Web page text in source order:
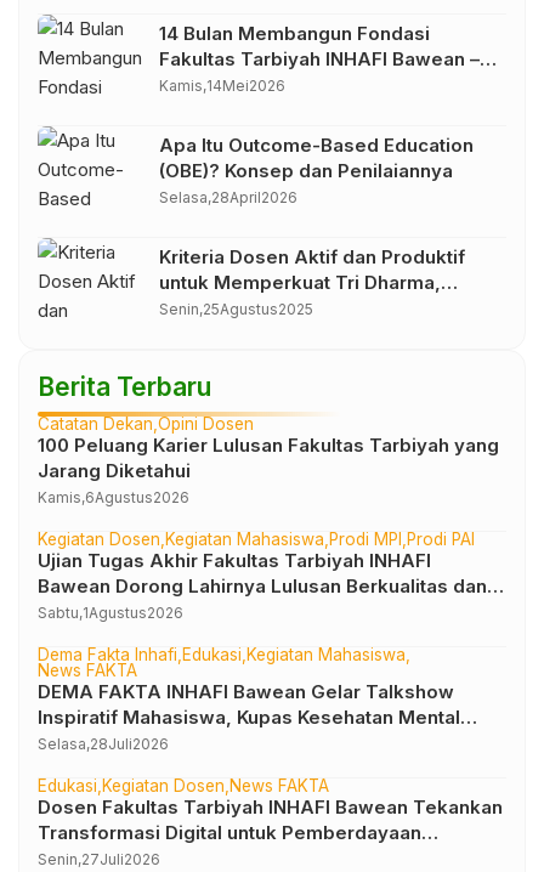
14 Bulan Membangun Fondasi
Fakultas Tarbiyah INHAFI Bawean –
Catatan Dekan
Kamis,14Mei2026
Apa Itu Outcome-Based Education
(OBE)? Konsep dan Penilaiannya
Selasa,28April2026
Kriteria Dosen Aktif dan Produktif
untuk Memperkuat Tri Dharma,
Meningkatkan Reputasi, dan
Senin,25Agustus2025
Berita Terbaru
Catatan Dekan Opini Dosen
100 Peluang Karier Lulusan Fakultas Tarbiyah yang
Jarang Diketahui
Kamis,6Agustus2026
Kegiatan Dosen Kegiatan Mahasiswa Prodi MPI Prodi PAI
Ujian Tugas Akhir Fakultas Tarbiyah INHAFI
Bawean Dorong Lahirnya Lulusan Berkualitas dan
Produktif Berkarya Ilmiah
Sabtu,1Agustus2026
Dema Fakta Inhafi Edukasi Kegiatan Mahasiswa
News FAKTA
DEMA FAKTA INHAFI Bawean Gelar Talkshow
Inspiratif Mahasiswa, Kupas Kesehatan Mental
dalam Perspektif Islam
Selasa,28Juli2026
Edukasi Kegiatan Dosen News FAKTA
Dosen Fakultas Tarbiyah INHAFI Bawean Tekankan
Transformasi Digital untuk Pemberdayaan
Masyarakat pada Pembekalan Peserta KKN 2026
Senin,27Juli2026